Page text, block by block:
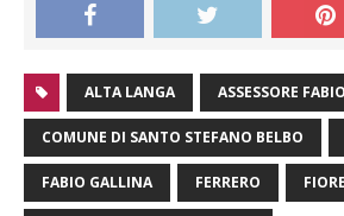
ALTA LANGA ASSESSORE
COMUNE DI SANTO STEFANO BELBO
FABIO GALLINA FERRERO